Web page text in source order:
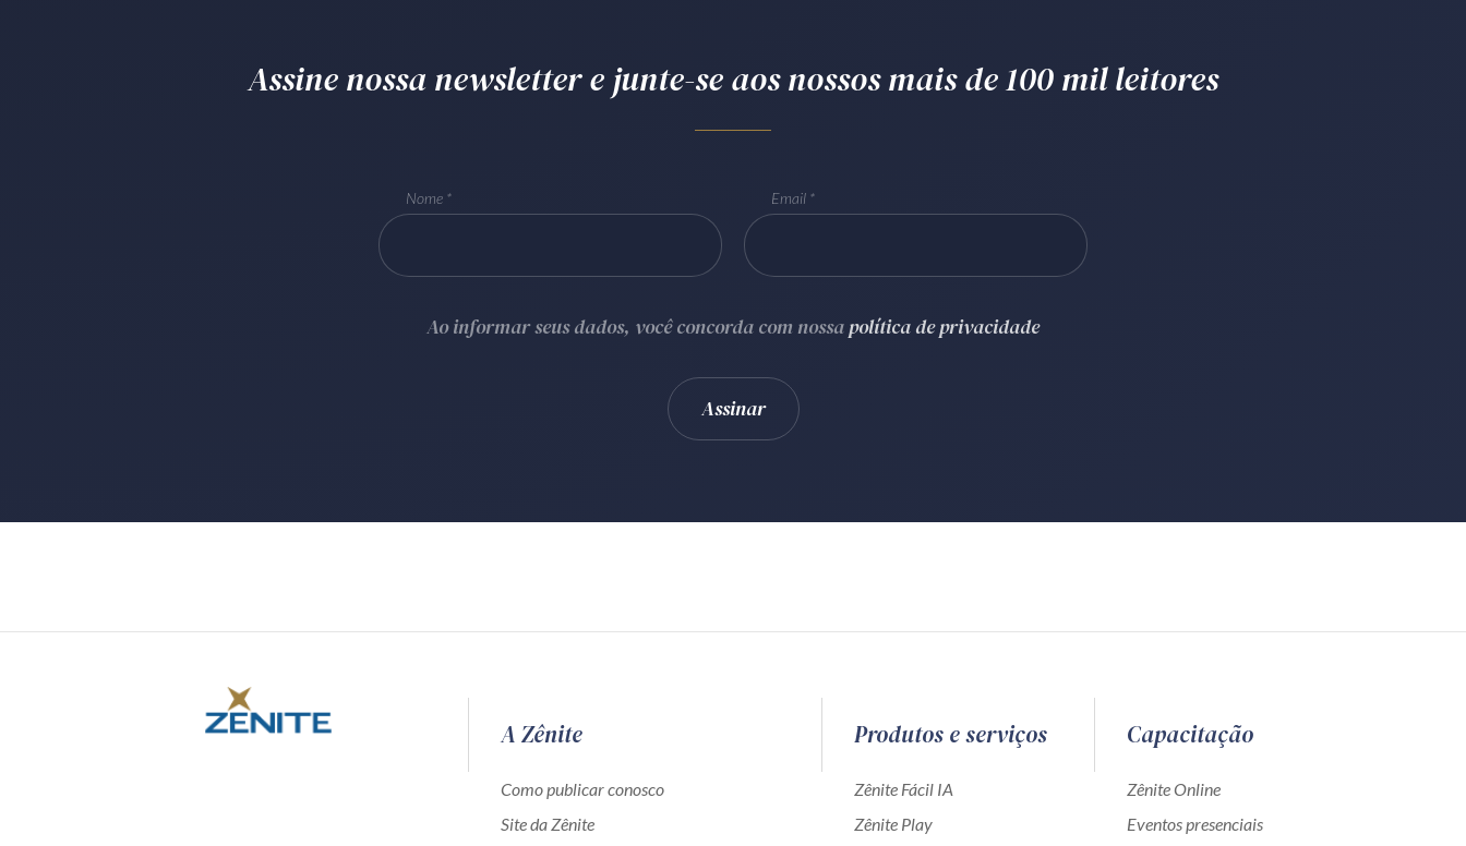
Assine nossa newsletter e junte-se aos nossos mais de 100 mil leitores
Nome Email
Ao informar seus dados, você concorda com nossapolítica de privacidade
A Zênite
Como publicar conosco
Site da Zênite
Produtos e serviços
Zênite Fácil IA
Zênite Play
Capacitação
Zênite Online
Eventos presenciais